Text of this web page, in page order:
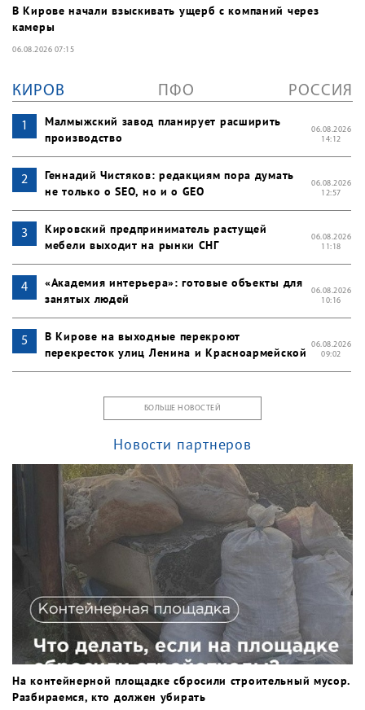
В Кирове начали взыскивать ущерб с компаний через
камеры
06.08.2026 07:15
КИРОВ ПФО РОССИЯ
Малмыжский завод планирует расширить
производство
06.08.2026
14:12
Геннадий Чистяков: редакциям пора думать
не только о SEO, но и о GEO
06.08.2026
12:57
Кировский предприниматель растущей
мебели выходит на рынки СНГ
06.08.2026
11:18
«Академия интерьера»: готовые объекты для
занятых людей
06.08.2026
10:16
В Кирове на выходные перекроют
перекресток улиц Ленина и Красноармейской
06.08.2026
09:02
БОЛЬШЕ НОВОСТЕЙ
Новости партнеров
На контейнерной площадке сбросили строительный мусор.
Разбираемся, кто должен убирать